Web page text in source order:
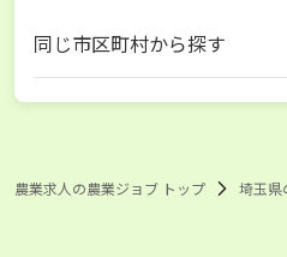
同じ市区町村から探す
農業求人の農業ジョブ トップ 埼玉県